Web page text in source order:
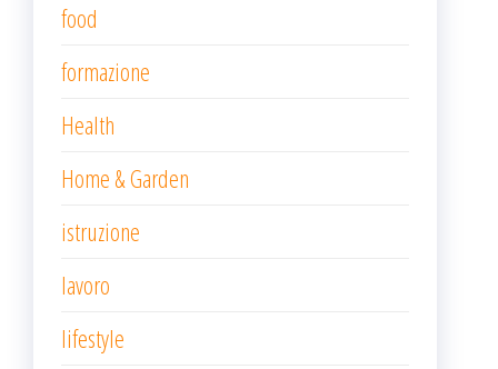
food
formazione
Health
Home & Garden
istruzione
lavoro
lifestyle